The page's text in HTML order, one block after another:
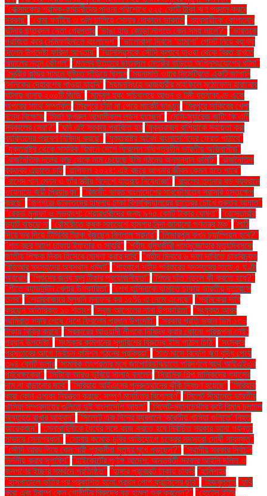
"বেক্সিমকোর শ্রমিক-কর্মচারীদের পাওনা পরিশোধে ৫২৫ কোটি টাকা ঋণ প্রদান করবে
সরকার" "বোমা ফাটিয়ে ও গুলি চালিয়ে সোনার দোকানে ডাকাতি "ব্যবসায়ীকে কোপানোর
ঘটনায় ছাত্রদল নেতা গ্রেপ্তার "ভাঙা হাড় জোড়া লাগতে কেন সময় লাগে?" "ভারতকে
পরাজিত করে সেমিফাইনালে বাংলাদেশ" "ভালোবাসা দিবসে ‘তামাশা’ পোস্ট নিয়ে ব্যাখ্যা
দিলেন উপদেষ্টা ফরিদা আখতার" "ভিনিসিয়ুসকে সৌদি ক্লাবে যাওয়া থেকে বিরত রাখতে
রিয়ালের নতুন কৌশল" "মতলব উত্তরে ছাত্রদল নেত্রীর বাড়িতে অগ্নিসংযোগের ঘটনা"
"মন্ত্রীর বাড়ির সামনে বৃষ্টিতে দাঁড়িয়ে ছিলাম "ময়নামতি ওয়ার সিমেট্রিতে একটি জাপানি
সৈনিকের দেহাবশেষ পাওয়া যায়নি" "ময়মনসিংহে আজহারীর মাহফিলে মুঠোফোন হারানোর
ঘটনায় থানায় ২০০টি জিডি" "মামুনুল হক: সচিবালয়ে আগুন ও টঙ্গী হত্যাকাণ্ড একে
অপরের সাথে সম্পর্কিত "মিরপুরে চাঁদা না পেয়ে মার্কেট ভাঙচুর "মিরপুরে সাকিবের খেলা
বন্ধে বিক্ষোভ "মির্জা ফখরুল আগামীকাল লন্ডন যাচ্ছেন" "মেসি-সুয়ারেজ জুটি: কি এটি
সর্বকালের সেরা?" "যদি এই সরকার পরাজিত হয় "যুক্তরাজ্য রাশিয়াকে সহায়তা করা
ব্যক্তিদের প্রবেশ নিষিদ্ধ করছে" "যুক্তরাষ্ট্র অবৈধ বাংলাদেশিদের ফেরত পাঠাবে"
"যুক্তরাষ্ট্র থেকে সামরিক বিমানে দেশে ফিরলেন নথিপত্রহীন ভারতীয় অভিবাসীরা"
"রাজনৈতিক দলের কাছ থেকে নাম চেয়েছে ইসি গঠনের অনুসন্ধান কমিটি" "রাজনৈতিক
বক্তব্য এড়াতে চাই "রাশিফল ২০২৪: এই বছরে আপনার জীবন কেমন হতে পারে"
"রাশেদ খান মেনন ও তাঁর স্ত্রীর বিদেশে যাত্রায় নিষেধাজ্ঞা" "রাহুলের তুলনায় বড় ব্যবধানে
ওয়েনাডে জয়ী প্রিয়াঙ্কা" "রিজভী: ভারত বাংলাদেশের সার্বভৌমত্বে সরাসরি হস্তক্ষেপ
করছে" "রূপগঞ্জে ডাকাতদের হামলায় ঢাকা বিশ্ববিদ্যালয়ের ছাত্রের চোখে গুরুতর আঘাত"
"রেকর্ড মুনাফা ও লভ্যাংশ: শেয়ারধারীদের জন্য ৯৭৫ কোটি টাকার ঘোষণা" "রেস্তোরাঁয়
ভ্যাট বাড়ছে না "রৌমারীতে কৃষক সমাবেশে হামলার নিন্দা জানালো গণতন্ত্র মঞ্চ" "লাঠি
দিয়ে ভর দিয়ে টিসিবির ট্রাক খুঁজছেন বিল্লাল সরদার" "লিভারপুল কখন চ্যাম্পিয়ন হবে?"
"শত বছর আগে ঢাকায় ইফতার ও সাহ্‌রি" "শহীদ বুদ্ধিজীবী শামসুজ্জোহার মৃত্যুদিবসকে
জাতীয় শিক্ষক দিবস হিসেবে ঘোষণা করার দাবি" "শহীদ মিনারে ৬ দফা দাবিতে চাকরিচ্যুত
বিডিআর সদস্যদের অবস্থান ধর্মঘট" "শাহবাগে শহীদ পরিবারের সদস্যদের সাড়ে ৫ ঘণ্টা
অবরোধ "শিশুদের জন্য ফ্লু টিকার প্রয়োজনীয়তা" "শিশুর দাঁত নড়লে কী করতে হবে?"
"শীতে ব্যাডমিন্টন খেলার উপকারিতা" "শেখ হাসিনাকে থামাতে ঢাকায় ভারতীয় দূতাবাসে
তলব" "শেয়ারবাজারে মূলধনি মুনাফার কর ১৫% এ নেমে এসেছে" "শ্রমিকেরা দাবি
করছেন অতিরিক্ত ১০ শতাংশ "সবুজ আপেলের নানা উপকারিতা" "সংযুক্ত আরব
আমিরাত সফর শেষে দেশে ফিরলেন প্রধান উপদেষ্টা" "সরকার প্রতি ডজন ডিম ১৩০
টাকায় বিক্রি করবে" "সরকারের আওয়ামী লীগকে নিষিদ্ধ করার কোনো পরিকল্পনা নেই:
প্রধান উপদেষ্টা" "সংস্কার কমিশনের সুপারিশের বিরুদ্ধে ইসি পাঠাল চিঠি" "সংস্কার
প্রস্তাবের আগে নির্বাচন কমিশন গঠনের প্রক্রিয়া" "সাত মাসে বিদেশি ঋণ বৃদ্ধি পেয়ে
৩৯৪ কোটি ডলার "সামরিক তৎপরতার মুখে জাপোরিঝঝিয়াতে পরিদর্শনে ব্যর্থ আইএইএর
পর্যবেক্ষকেরা" "সিটিকে আরও ডুবিয়ে সালাহ বললেন "সিরামিক শিল্প মালিকদের গ্যাসের
দাম না বাড়ানোর দাবি" "সিরিয়ায় আইএসের পুনরুত্থানের ঝুঁকি দ্বিগুণ হয়েছে" "সিরিয়ায়
কারা কোন এলাকা নিয়ন্ত্রণ করছে: সম্পূর্ণ মানচিত্র বিশ্লেষণ" "সিলেট সীমান্তে ভারতীয়
খাসিয়া সম্প্রদায়ের গুলিতে দুই বাংলাদেশি আহত" "সিলেট-ম্যানচেস্টার রুটে বিমান চলাচল
অব্যাহত রাখার আহ্বান" "সিলেটে এক দিনের ব্যবধানে ‘ভারতীয় খাসিয়া গু‌লিতে’ নিহত
আরেকজন" "সেনাবাহিনীকে ধৈর্যের সঙ্গে কাজ করতে হবে নির্বাচিত সরকার আসা পর্যন্ত:
সাভারে সেনাপ্রধান" "সোনার কমোড চুরির অভিযোগে চক্রের সদস্যরা দোষী সাব্যস্ত"
"সৌদি আরব গিয়ে কেন নারী গৃহকর্মীরা মৃত্যুর মুখে পড়ছেন?" "স্থানীয় সরকার নির্বাচন
নির্দলীয় করার সুপারিশ" "হাইকোর্টের পূর্ণাঙ্গ আদেশ: অন্তর্বর্তী সরকার আইনি দলিল ও
জনগণের ইচ্ছার সমর্থনে প্রতিষ্ঠিত" "হাঙ্গার প্রজেক্টে ঢাকায় চাকরি "হালিশহর
"হাসপাতালে ভর্তির পর প্রকাশিত হলো প্রথম পোপ ফ্রান্সিসের ছবি" "হিজবুল্লাহ "হুথি
কারা এবং ট্রাম্প কেন গোষ্ঠীটির বিরুদ্ধে বড় হামলা শুরু করলেন?" "হোটেল ইন্টার